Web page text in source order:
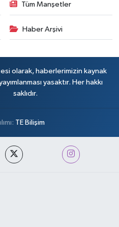
Tüm Manşetler
Haber Arşivi
olarak, haberlerimizin kaynak
yasaktır. Her hakkı
saklıdır.
TE Bilişim